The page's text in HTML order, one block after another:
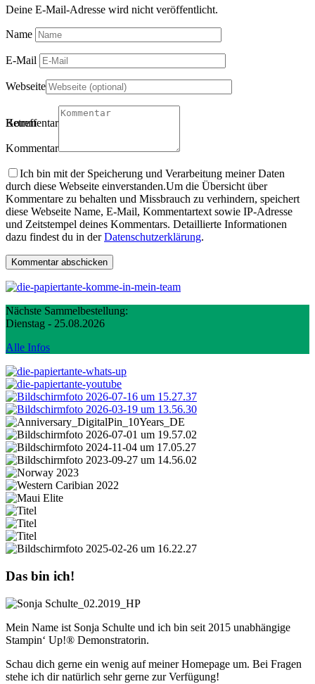
Deine E-Mail-Adresse wird nicht veröffentlicht.
Name
E-Mail
Webseite
Betreff
Kommentartitel
Kommentar
Ich bin mit der Speicherung und Verarbeitung meiner Daten
durch diese Webseite einverstanden.Um die Übersicht über
Kommentare zu behalten und Missbrauch zu verhindern, speichert
diese Webseite Name, E-Mail, Kommentartext sowie IP-Adresse
und Zeitstempel deines Kommentars. Detaillierte Informationen
dazu findest du in derDatenschutzerklärung.
Nächste Sammelbestellung:
Dienstag - 25.08.2026
Alle Infos
Das bin ich!
Mein Name ist Sonja Schulte und ich bin seit 2015 unabhängige
Stampin‘ Up!® Demonstratorin.
Schau dich gerne ein wenig auf meiner Homepage um. Bei Fragen
stehe ich dir natürlich sehr gerne zur Verfügung!